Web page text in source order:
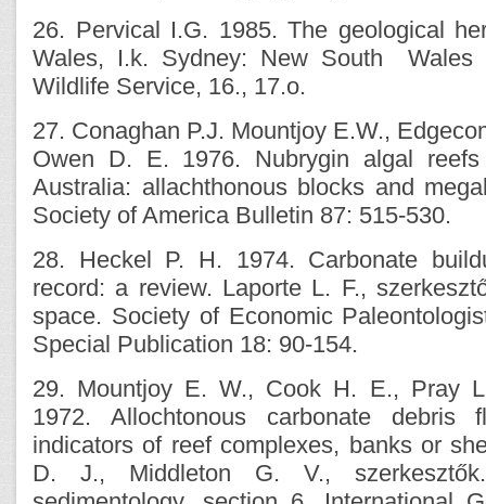
26. Pervical I.G. 1985. The geological
Wales, I.k. Sydney: New South Wales
Wildlife Service, 16., 17.o.
27. Conaghan P.J. Mountjoy E.W.,
Owen D. E. 1976. Nubrygin algal reefs
Australia: allachthonous blocks and
Society of America Bulletin 87: 515-530.
28. Heckel P. H. 1974. Carbonate
record: a review. Laporte L. F.,
space. Society of Economic
Special Publication 18: 90-154.
29. Mountjoy E. W., Cook H. E., Pray
1972. Allochtonous carbonate
indicators of reef complexes, banks or
D. J., Middleton G. V.,